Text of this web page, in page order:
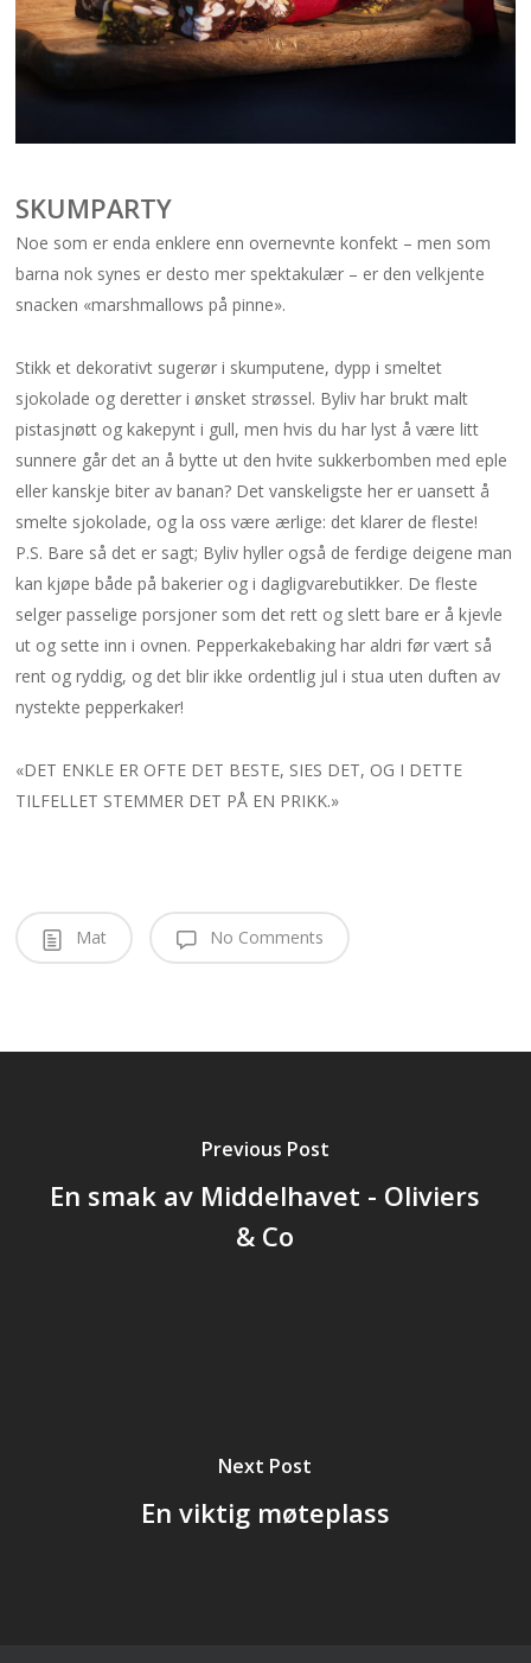
SKUMPARTY
Noe som er enda enklere enn overnevnte konfekt – men som
barna nok synes er desto mer spektakulær – er den velkjente
snacken «marshmallows på pinne».
Stikk et dekorativt sugerør i skumputene, dypp i smeltet
sjokolade og deretter i ønsket strøssel. Byliv har brukt malt
pistasjnøtt og kakepynt i gull, men hvis du har lyst å være litt
sunnere går det an å bytte ut den hvite sukkerbomben med eple
eller kanskje biter av banan? Det vanskeligste her er uansett å
smelte sjokolade, og la oss være ærlige: det klarer de fleste!
P.S. Bare så det er sagt; Byliv hyller også de ferdige deigene man
kan kjøpe både på bakerier og i dagligvarebutikker. De fleste
selger passelige porsjoner som det rett og slett bare er å kjevle
ut og sette inn i ovnen. Pepperkakebaking har aldri før vært så
rent og ryddig, og det blir ikke ordentlig jul i stua uten duften av
nystekte pepperkaker!
«DET ENKLE ER OFTE DET BESTE, SIES DET, OG I DETTE
TILFELLET STEMMER DET PÅ EN PRIKK.»
Mat No Comments
Previous Post
En smak av Middelhavet - Oliviers
& Co
Next Post
En viktig møteplass